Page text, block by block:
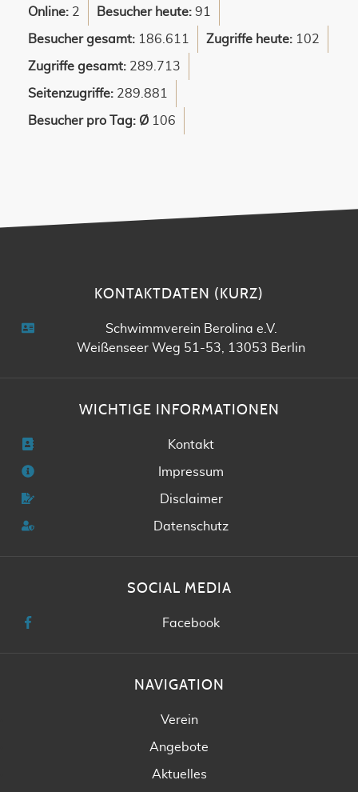
Online: 2 Besucher heute: 91
Besucher gesamt: 186.611 Zugriffe heute: 102
Zugriffe gesamt: 289.713
Seitenzugriffe: 289.881
Besucher pro Tag: Ø 106
KONTAKTDATEN (KURZ)
Schwimmverein Berolina e.V.
Weißenseer Weg 51-53, 13053 Berlin
WICHTIGE INFORMATIONEN
Kontakt
Impressum
Disclaimer
Datenschutz
SOCIAL MEDIA
Facebook
NAVIGATION
Verein
Angebote
Aktuelles